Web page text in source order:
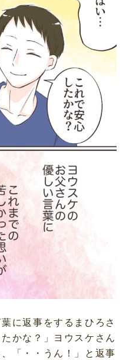
に返事をするまひろさ
かな？」ヨウスケさん
「・・うん！」と返事